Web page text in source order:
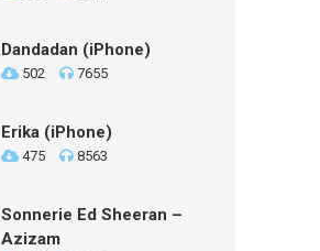
Dandadan (iPhone)
502 7655
Erika (iPhone)
475 8563
Sonnerie Ed Sheeran –
Azizam